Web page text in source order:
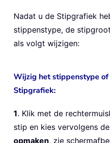
Nadat u de Stipgrafiek
stippenstype, de
als volgt wijzigen:
Wijzig het stippenstype
Stipgrafiek:
1. Klik met de
stip en kies vervolgens
opmaken, zie